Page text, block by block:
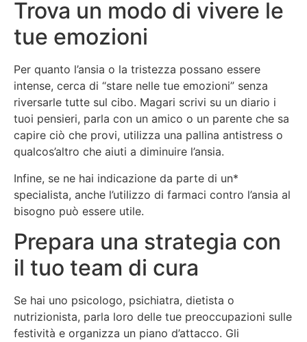
Trova un modo di vivere le
tue emozioni
Per quanto l’ansia o la tristezza possano essere
intense, cerca di “stare nelle tue emozioni” senza
riversarle tutte sul cibo. Magari scrivi su un diario i
tuoi pensieri, parla con un amico o un parente che sa
capire ciò che provi, utilizza una pallina antistress o
qualcos’altro che aiuti a diminuire l’ansia.
Infine, se ne hai indicazione da parte di un*
specialista, anche l’utilizzo di farmaci contro l’ansia al
bisogno può essere utile.
Prepara una strategia con
il tuo team di cura
Se hai uno psicologo, psichiatra, dietista o
nutrizionista, parla loro delle tue preoccupazioni sulle
festività e organizza un piano d’attacco. Gli